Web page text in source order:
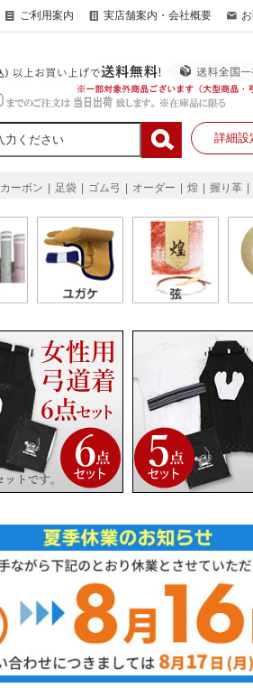
ご利用案内 実店舗案内・会社概要
詳細設
カーボン 足袋 ゴム弓 オーダー 煌 握り革